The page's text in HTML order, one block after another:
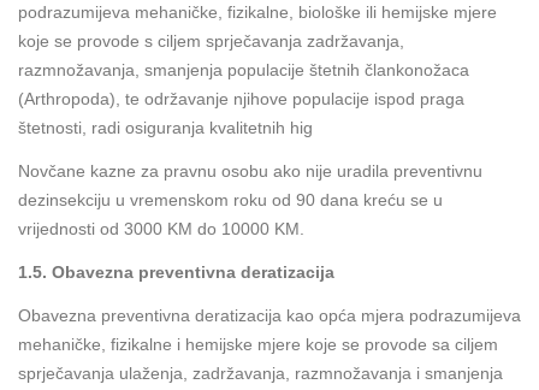
podrazumijeva mehaničke, fizikalne, biološke ili hemijske mjere
koje se provode s ciljem sprječavanja zadržavanja,
razmnožavanja, smanjenja populacije štetnih člankonožaca
(Arthropoda), te održavanje njihove populacije ispod praga
štetnosti, radi osiguranja kvalitetnih hig
Novčane kazne za pravnu osobu ako nije uradila preventivnu
dezinsekciju u vremenskom roku od 90 dana kreću se u
vrijednosti od 3000 KM do 10000 KM.
1.5. Obavezna preventivna deratizacija
Obavezna preventivna deratizacija kao opća mjera podrazumijeva
mehaničke, fizikalne i hemijske mjere koje se provode sa ciljem
sprječavanja ulaženja, zadržavanja, razmnožavanja i smanjenja